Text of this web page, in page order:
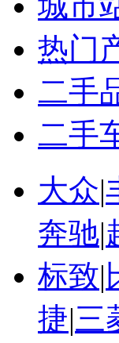
热门
二手
二手
大众|
奔驰|
标致|
捷|三